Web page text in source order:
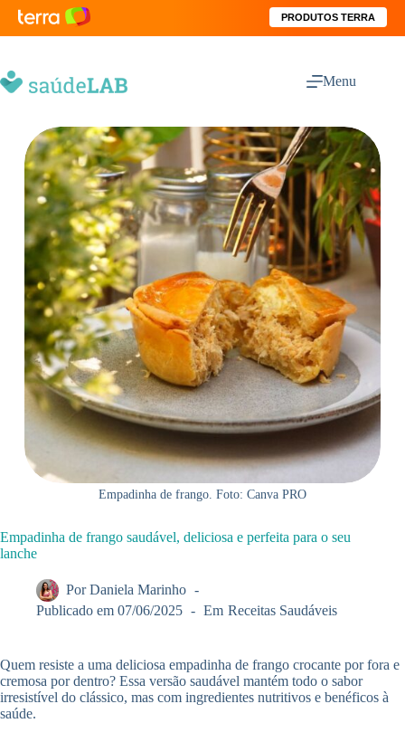
PRODUTOS TERRA
Menu
Empadinha de frango. Foto: Canva PRO
Empadinha de frango saudável, deliciosa e perfeita para o seu
lanche
Por Daniela Marinho
Publicado em 07/06/2025 Em Receitas Saudáveis
Quem resiste a uma deliciosa empadinha de frango crocante por fora e
cremosa por dentro? Essa versão saudável mantém todo o sabor
irresistível do clássico, mas com ingredientes nutritivos e benéficos à
saúde.